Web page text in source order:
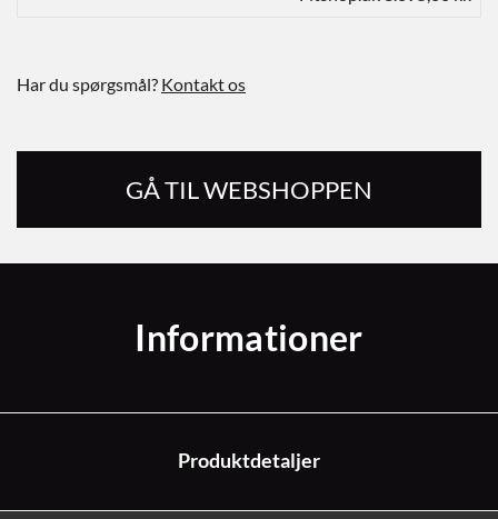
Har du spørgsmål? Kontakt os
GÅ TIL WEBSHOPPEN
Informationer
Produktdetaljer